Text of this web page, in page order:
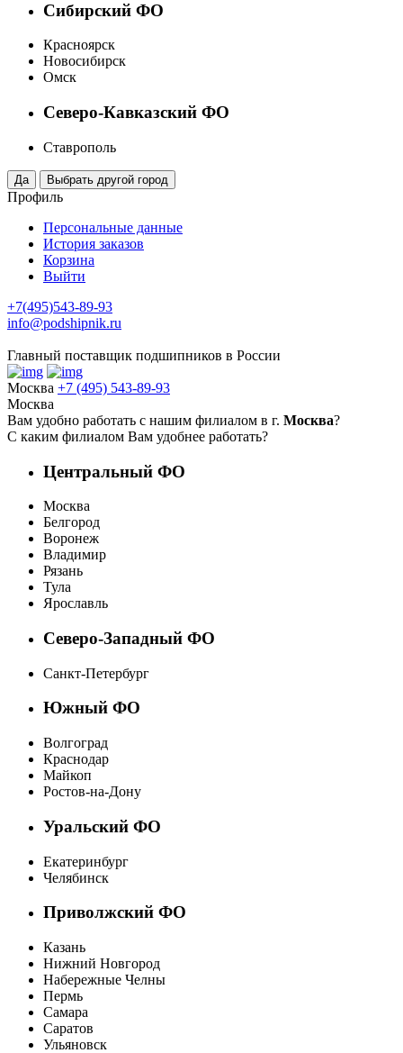
Сибирский ФО
Красноярск
Новосибирск
Омск
Северо-Кавказский ФО
Ставрополь
Профиль
Персональные данные
История заказов
Корзина
Выйти
+7(495)543-89-93
info@podshipnik.ru
Главный поставщик подшипников в России
Москва +7 (495) 543-89-93
Москва
Вам удобно работать с нашим филиалом в г. Москва?
С каким филиалом Вам удобнее работать?
Центральный ФО
Москва
Белгород
Воронеж
Владимир
Рязань
Тула
Ярославль
Северо-Западный ФО
Санкт-Петербург
Южный ФО
Волгоград
Краснодар
Майкоп
Ростов-на-Дону
Уральский ФО
Екатеринбург
Челябинск
Приволжский ФО
Казань
Нижний Новгород
Набережные Челны
Пермь
Самара
Саратов
Ульяновск